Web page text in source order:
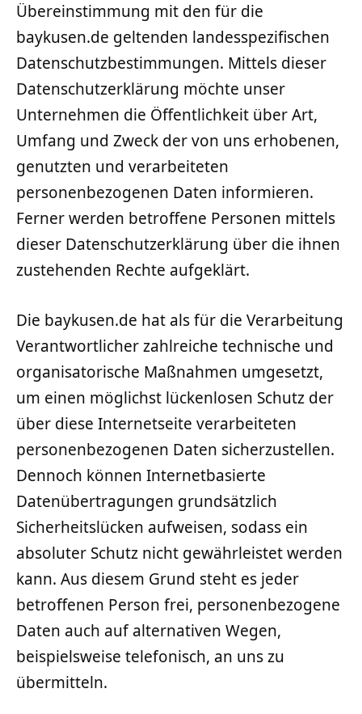
Übereinstimmung mit den für die
baykusen.de geltenden landesspezifischen
Datenschutzbestimmungen. Mittels dieser
Datenschutzerklärung möchte unser
Unternehmen die Öffentlichkeit über Art,
Umfang und Zweck der von uns erhobenen,
genutzten und verarbeiteten
personenbezogenen Daten informieren.
Ferner werden betroffene Personen mittels
dieser Datenschutzerklärung über die ihnen
zustehenden Rechte aufgeklärt.
Die baykusen.de hat als für die Verarbeitung
Verantwortlicher zahlreiche technische und
organisatorische Maßnahmen umgesetzt,
um einen möglichst lückenlosen Schutz der
über diese Internetseite verarbeiteten
personenbezogenen Daten sicherzustellen.
Dennoch können Internetbasierte
Datenübertragungen grundsätzlich
Sicherheitslücken aufweisen, sodass ein
absoluter Schutz nicht gewährleistet werden
kann. Aus diesem Grund steht es jeder
betroffenen Person frei, personenbezogene
Daten auch auf alternativen Wegen,
beispielsweise telefonisch, an uns zu
übermitteln.